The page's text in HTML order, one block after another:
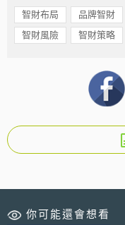
智財布局 品牌智財
智財風險
智財策略
你可能還會想看